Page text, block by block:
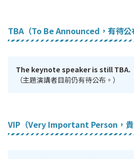
TBA（To Be Announced，有待公
The keynote speaker is still TBA.
（主題演講者目前仍有待公布。）
VIP（Very Important Person，貴